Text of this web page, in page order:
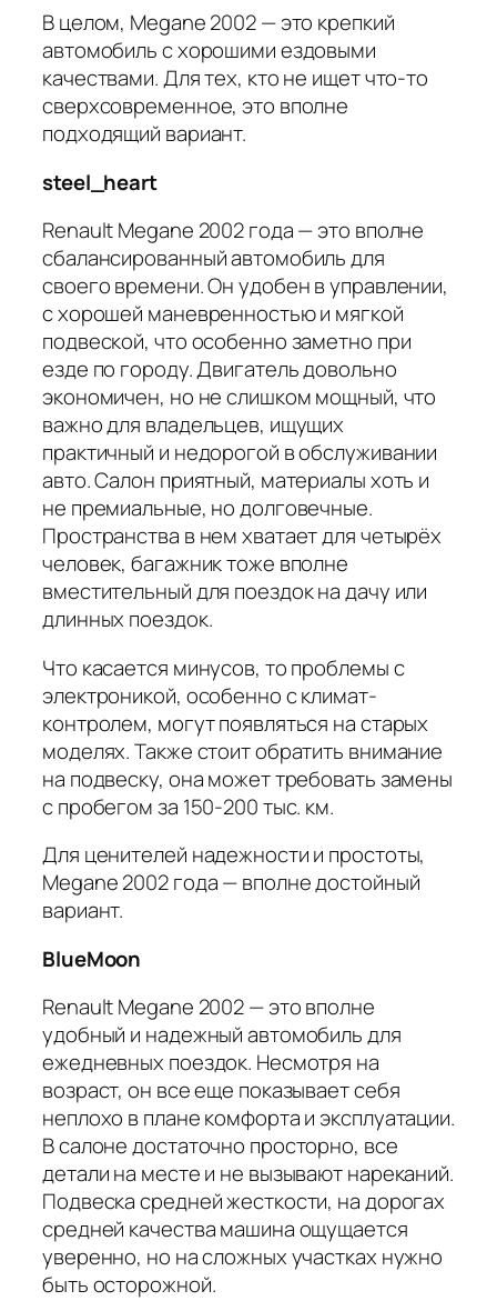
В целом, Megane 2002 — это крепкий
автомобиль с хорошими ездовыми
качествами. Для тех, кто не ищет что-то
сверхсовременное, это вполне
подходящий вариант.
steel_heart
Renault Megane 2002 года — это вполне
сбалансированный автомобиль для
своего времени. Он удобен в управлении,
с хорошей маневренностью и мягкой
подвеской, что особенно заметно при
езде по городу. Двигатель довольно
экономичен, но не слишком мощный, что
важно для владельцев, ищущих
практичный и недорогой в обслуживании
авто. Салон приятный, материалы хоть и
не премиальные, но долговечные.
Пространства в нем хватает для четырёх
человек, багажник тоже вполне
вместительный для поездок на дачу или
длинных поездок.
Что касается минусов, то проблемы с
электроникой, особенно с климат-
контролем, могут появляться на старых
моделях. Также стоит обратить внимание
на подвеску, она может требовать замены
с пробегом за 150-200 тыс. км.
Для ценителей надежности и простоты,
Megane 2002 года — вполне достойный
вариант.
BlueMoon
Renault Megane 2002 — это вполне
удобный и надежный автомобиль для
ежедневных поездок. Несмотря на
возраст, он все еще показывает себя
неплохо в плане комфорта и эксплуатации.
В салоне достаточно просторно, все
детали на месте и не вызывают нареканий.
Подвеска средней жесткости, на дорогах
средней качества машина ощущается
уверенно, но на сложных участках нужно
быть осторожной.